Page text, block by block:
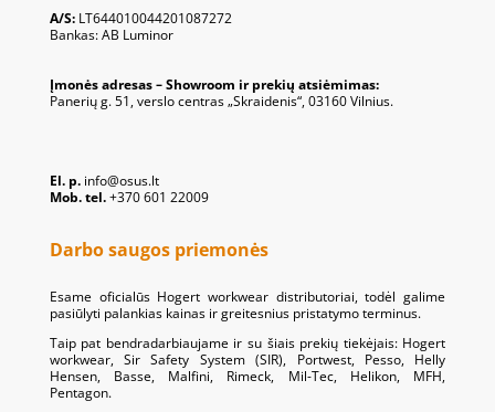
A/S:LT644010044201087272
Bankas: AB Luminor
Įmonės adresas – Showroom ir prekių atsiėmimas:
Panerių g. 51, verslo centras „Skraidenis“, 03160 Vilnius.
El. p.info@osus.lt
Mob. tel.+370 601 22009
Darbo saugos priemonės
Esame oficialūs Hogert workwear distributoriai, todėl galime
pasiūlyti palankias kainas ir greitesnius pristatymo terminus.
Taip pat bendradarbiaujame ir su šiais prekių tiekėjais: Hogert
workwear, Sir Safety System (SIR), Portwest, Pesso, Helly
Hensen, Basse, Malfini, Rimeck, Mil-Tec, Helikon, MFH,
Pentagon.